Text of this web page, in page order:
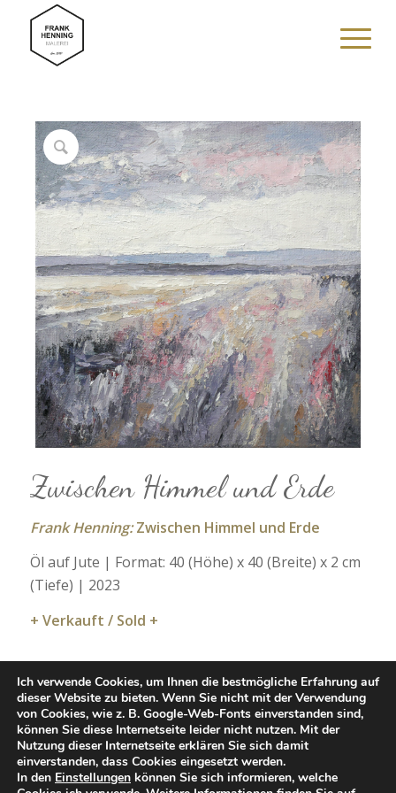
Zwischen Himmel und Erde
Frank Henning:Zwischen Himmel und Erde
Öl auf Jute | Format: 40 (Höhe) x 40 (Breite) x 2 cm
(Tiefe) | 2023
+ Verkauft / Sold +
Category:Ölmalerei 2 Tags:Acryl,Gemälde, Kunstwerk
Malerei
Ich verwende Cookies, um Ihnen die bestmögliche Erfahrung auf
dieser Website zu bieten. Wenn Sie nicht mit der Verwendung
von Cookies, wie z. B. Google-Web-Fonts einverstanden sind,
können Sie diese Internetseite leider nicht nutzen. Mit der
Nutzung dieser Internetseite erklären Sie sich damit
einverstanden, dass Cookies eingesetzt werden.
In den Einstellungen können Sie sich informieren, welche